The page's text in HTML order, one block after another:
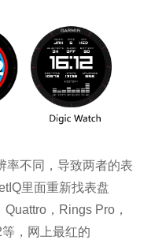
率不同，导致两者的表
里面重新找表盘
，Rings Pro，
，网上最红的